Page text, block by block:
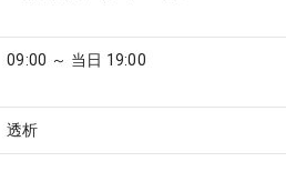
09:00 ～ 当日 19:00
透析